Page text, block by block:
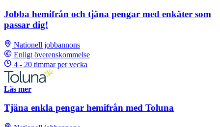
Jobba hemifrån och tjäna pengar med enkäter som
passar dig!
Nationell jobbannons
Enligt överenskommelse
4 - 20 timmar per vecka
Läs mer
Tjäna enkla pengar hemifrån med Toluna